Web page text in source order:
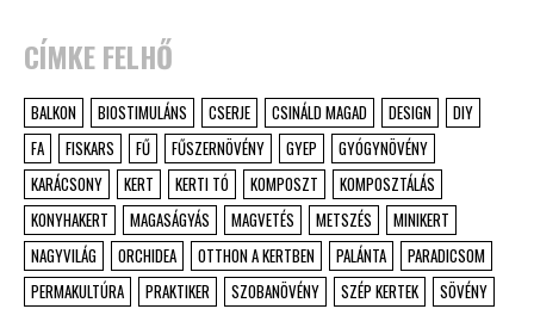
CÍMKE FELHŐ
BALKON BIOSTIMULÁNS CSERJE CSINÁLD MAGAD DESIGN
DIY
FA
FISKARS FŰ FŰSZERNÖVÉNY GYEP
GYÓGYNÖVÉNY
KARÁCSONY
KERT KERTI TÓ KOMPOSZT
KOMPOSZTÁLÁS
KONYHAKERT
MAGASÁGYÁS MAGVETÉS METSZÉS
MINIKERT
NAGYVILÁG
ORCHIDEA OTTHON A KERTBEN PALÁNTA
PARADICSOM
PERMAKULTÚRA
PRAKTIKER SZOBANÖVÉNY SZÉP KERTEK
SÖVÉNY